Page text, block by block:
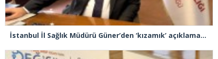
İstanbul İl Sağlık Müdürü Güner’den ‘kızamık’ açıklaması: “Problemimiz yok, takipteyiz”